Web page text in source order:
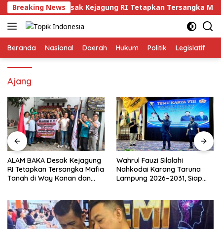
Langsung
ke
konten
Breaking News
BAKA Desak Kejagung RI Tetapkan Tersangka Mafia
Beranda Nasional Daerah Hukum Politik Legislatif
Ajang
ALAM BAKA Desak Kejagung
RI Tetapkan Tersangka Mafia
Tanah di Way Kanan dan
Wahrul Fauzi Silalahi
Nahkodai Karang Taruna
Lampung 2026–2031, Siap